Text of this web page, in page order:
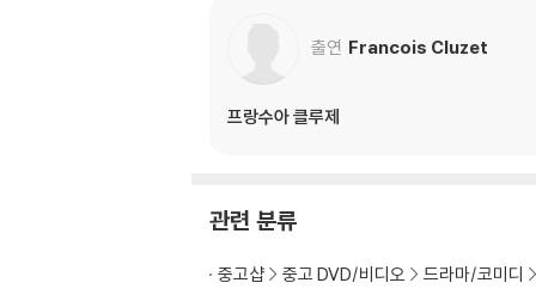
출연 Francois Cluzet
프랑수아 클루제
관련 분류
중고샵 중고 DVD/비디오 드라마/코미디